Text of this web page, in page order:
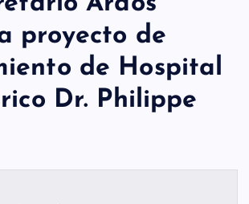
proyecto de
de Hospital
Dr. Philippe